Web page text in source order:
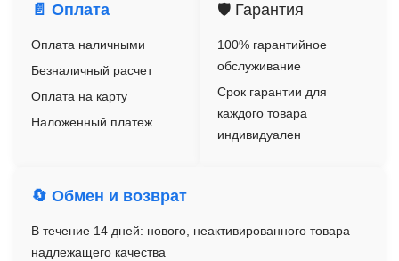
📄 Оплата
Оплата наличными
Безналичный расчет
Оплата на карту
Наложенный платеж
🛡️ Гарантия
100% гарантийное
обслуживание
Срок гарантии для
каждого товара
индивидуален
🔄 Обмен и возврат
В течение 14 дней: нового, неактивированного товара
надлежащего качества